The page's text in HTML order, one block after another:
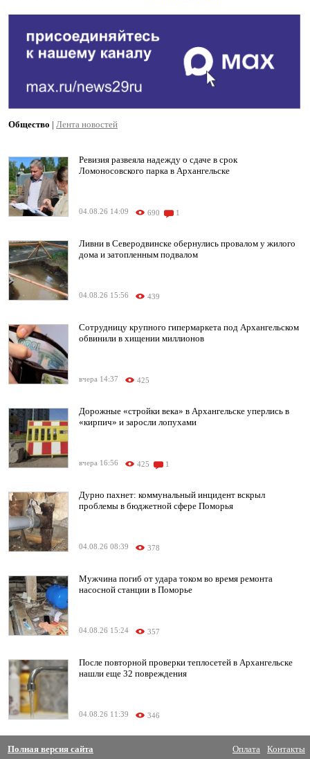
Общество | Лента новостей
Ревизия развеяла надежду о сдаче в срок
Ломоносовского парка в Архангельске
04.08.26 14:09 690 1
Ливни в Северодвинске обернулись провалом у жилого
дома и затопленным подвалом
04.08.26 15:56 439
Сотрудницу крупного гипермаркета под Архангельском
обвинили в хищении миллионов
вчера 14:37 425
Дорожные «стройки века» в Архангельске уперлись в
«кирпич» и заросли лопухами
вчера 16:56 425 1
Дурно пахнет: коммунальный инцидент вскрыл
проблемы в бюджетной сфере Поморья
04.08.26 08:39 378
Мужчина погиб от удара током во время ремонта
насосной станции в Поморье
04.08.26 15:24 357
После повторной проверки теплосетей в Архангельске
нашли еще 32 повреждения
04.08.26 11:39 346
Полная версия сайта Оплата Контакты